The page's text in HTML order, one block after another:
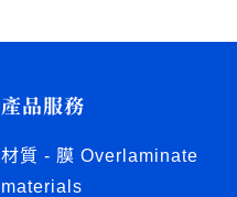
產品服務
材質 - 膜 Overlaminate
materials